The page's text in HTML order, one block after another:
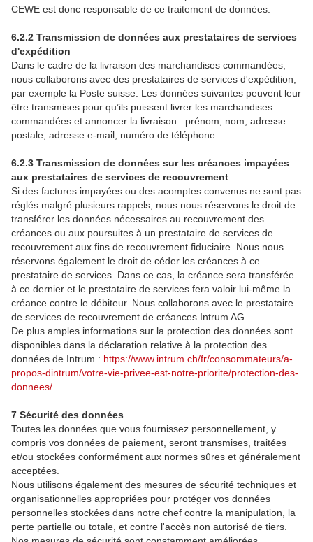
CEWE est donc responsable de ce traitement de données.
6.2.2 Transmission de données aux prestataires de services
d'expédition
Dans le cadre de la livraison des marchandises commandées,
nous collaborons avec des prestataires de services d'expédition,
par exemple la Poste suisse. Les données suivantes peuvent leur
être transmises pour qu’ils puissent livrer les marchandises
commandées et annoncer la livraison : prénom, nom, adresse
postale, adresse e-mail, numéro de téléphone.
6.2.3 Transmission de données sur les créances impayées
aux prestataires de services de recouvrement
Si des factures impayées ou des acomptes convenus ne sont pas
réglés malgré plusieurs rappels, nous nous réservons le droit de
transférer les données nécessaires au recouvrement des
créances ou aux poursuites à un prestataire de services de
recouvrement aux fins de recouvrement fiduciaire. Nous nous
réservons également le droit de céder les créances à ce
prestataire de services. Dans ce cas, la créance sera transférée
à ce dernier et le prestataire de services fera valoir lui-même la
créance contre le débiteur. Nous collaborons avec le prestataire
de services de recouvrement de créances Intrum AG.
De plus amples informations sur la protection des données sont
disponibles dans la déclaration relative à la protection des
données de Intrum : https://www.intrum.ch/fr/consommateurs/a-
propos-dintrum/votre-vie-privee-est-notre-priorite/protection-des-
donnees/
7 Sécurité des données
Toutes les données que vous fournissez personnellement, y
compris vos données de paiement, seront transmises, traitées
et/ou stockées conformément aux normes sûres et généralement
acceptées.
Nous utilisons également des mesures de sécurité techniques et
organisationnelles appropriées pour protéger vos données
personnelles stockées dans notre chef contre la manipulation, la
perte partielle ou totale, et contre l'accès non autorisé de tiers.